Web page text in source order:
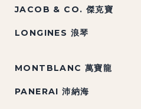
JACOB & CO. 傑克寶
LONGINES 浪琴
MONTBLANC 萬寶龍
PANERAI 沛納海